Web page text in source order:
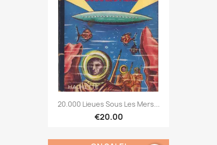
20.000 Lieues Sous Les Mers...
€20.00